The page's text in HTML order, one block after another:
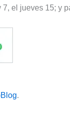
el jueves 15; y
.